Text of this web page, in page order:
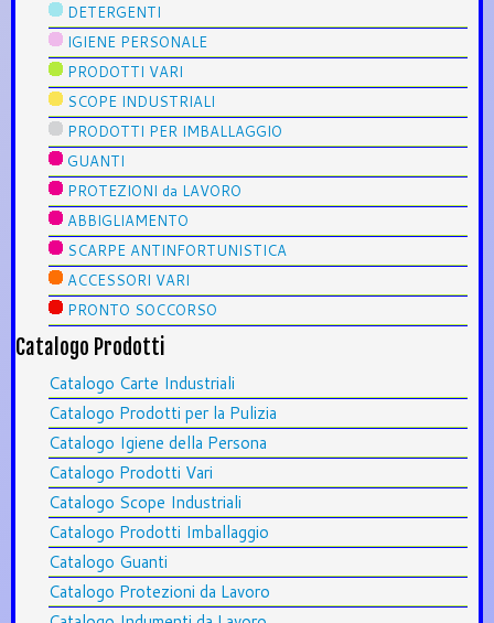
DETERGENTI
IGIENE PERSONALE
PRODOTTI VARI
SCOPE INDUSTRIALI
PRODOTTI PER IMBALLAGGIO
GUANTI
PROTEZIONI da LAVORO
ABBIGLIAMENTO
SCARPE ANTINFORTUNISTICA
ACCESSORI VARI
PRONTO SOCCORSO
Catalogo Prodotti
Catalogo Carte Industriali
Catalogo Prodotti per la Pulizia
Catalogo Igiene della Persona
Catalogo Prodotti Vari
Catalogo Scope Industriali
Catalogo Prodotti Imballaggio
Catalogo Guanti
Catalogo Protezioni da Lavoro